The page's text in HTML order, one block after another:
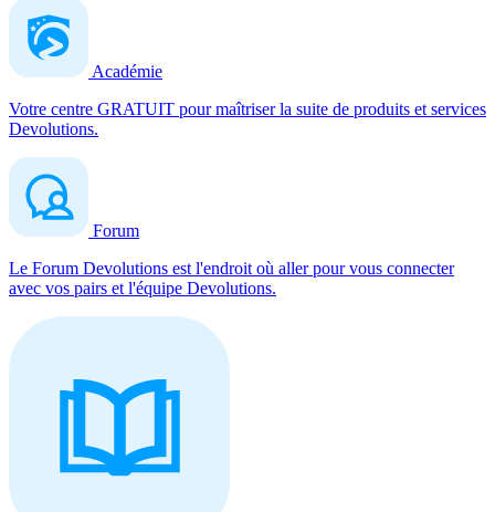
Académie
Votre centre GRATUIT pour maîtriser la suite de produits et services
Devolutions.
Forum
Le Forum Devolutions est l'endroit où aller pour vous connecter
avec vos pairs et l'équipe Devolutions.